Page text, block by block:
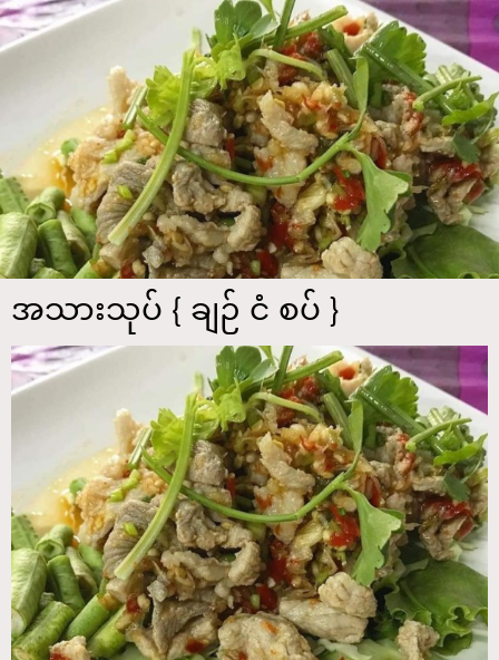
အသားသုပ် { ချဉ် ငံ စပ် }